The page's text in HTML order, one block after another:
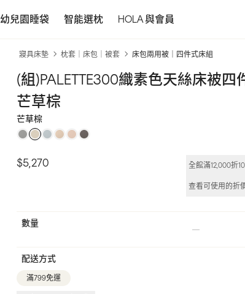
幼兒園睡袋 智能選枕 HOLA 與會員
寢具床墊 枕套｜床包｜被套 床包兩用被｜四件式床組
(組)PALETTE300織素色天絲床被四
芒草棕
芒草棕
$5,270 全館滿12,000折
查看可使用的折
數量
配送方式
滿799免運